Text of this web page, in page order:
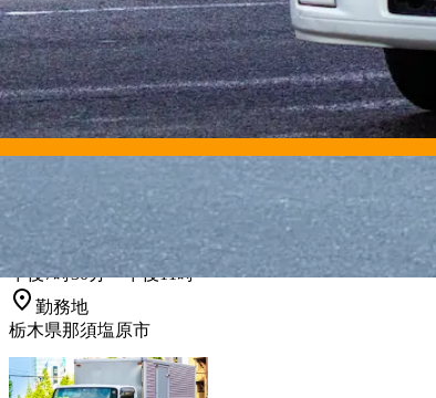
アルバイトトラック中型トラック・中型免許未経験者
気になる 詳しく見る
【未経験歓迎！】食品や冷凍食品
株式会社 ジャパンオートモータース
月給￥151,200
勤務時間
午後7時30分〜午後11時
勤務地
栃木県那須塩原市